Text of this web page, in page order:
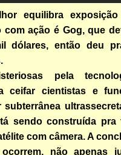
equilibra
com ação é Gog, que
dólares, então deu
pela
ceifar cientistas e
subterrânea
sendo construída pra
com câmera. A
não apenas